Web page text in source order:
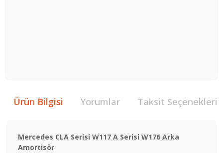
Ürün Bilgisi Yorumlar Taksit Seçenekleri
Mercedes CLA Serisi W117 A Serisi W176 Arka
Amortisör